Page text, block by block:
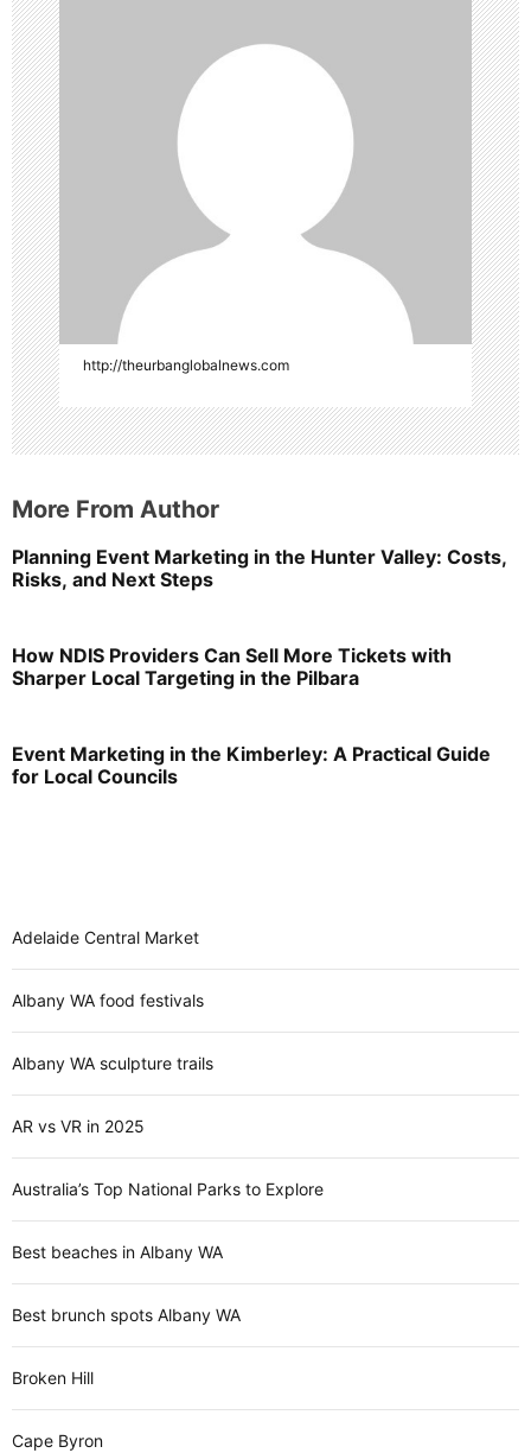
v
i
g
a
t
i
o
n
http://theurbanglobalnews.com
More From Author
Planning Event Marketing in the Hunter Valley: Costs,
Risks, and Next Steps
How NDIS Providers Can Sell More Tickets with
Sharper Local Targeting in the Pilbara
Event Marketing in the Kimberley: A Practical Guide
for Local Councils
Adelaide Central Market
Albany WA food festivals
Albany WA sculpture trails
AR vs VR in 2025
Australia’s Top National Parks to Explore
Best beaches in Albany WA
Best brunch spots Albany WA
Broken Hill
Cape Byron